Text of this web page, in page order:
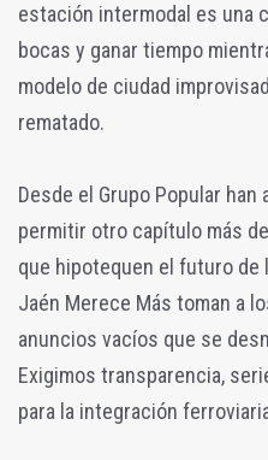
estación intermodal es una
bocas y ganar tiempo
modelo de ciudad
rematado.
Desde el Grupo Popular han
permitir otro capítulo más
que hipotequen el futuro de
Jaén Merece Más toman a
anuncios vacíos que se
Exigimos transparencia,
para la integración